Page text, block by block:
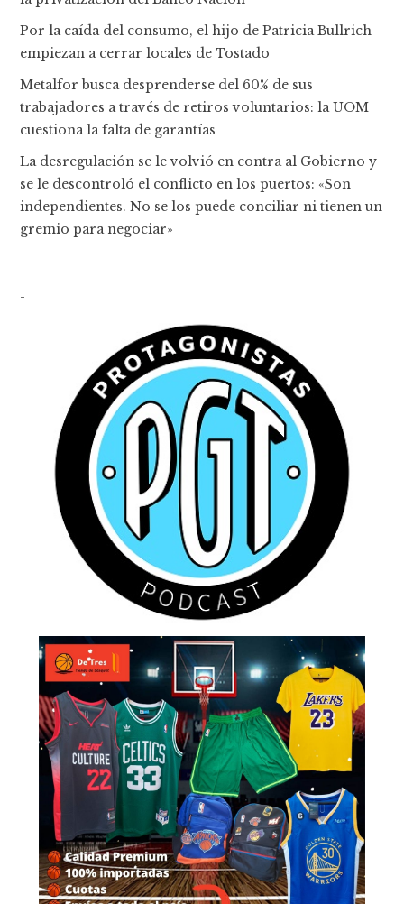
Por la caída del consumo, el hijo de Patricia Bullrich
empiezan a cerrar locales de Tostado
Metalfor busca desprenderse del 60% de sus
trabajadores a través de retiros voluntarios: la UOM
cuestiona la falta de garantías
La desregulación se le volvió en contra al Gobierno y
se le descontroló el conflicto en los puertos: «Son
independientes. No se los puede conciliar ni tienen un
gremio para negociar»
-